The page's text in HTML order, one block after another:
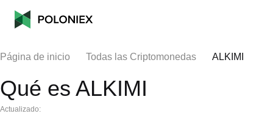
Página de inicio Todas las Criptomonedas ALKIMI
Qué es ALKIMI
Actualizado: